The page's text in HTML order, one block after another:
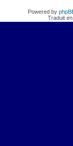
Powered by
Traduit